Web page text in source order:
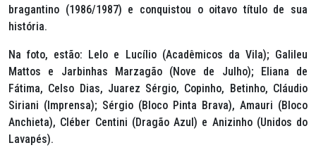
bragantino (1986/1987) e conquistou o oitavo título de sua
história.
Na foto, estão: Lelo e Lucílio (Acadêmicos da Vila); Galileu
Mattos e Jarbinhas Marzagão (Nove de Julho); Eliana de
Fátima, Celso Dias, Juarez Sérgio, Copinho, Betinho, Cláudio
Siriani (Imprensa); Sérgio (Bloco Pinta Brava), Amauri (Bloco
Anchieta), Cléber Centini (Dragão Azul) e Anizinho (Unidos do
Lavapés).